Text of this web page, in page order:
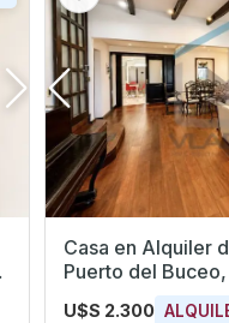
Casa en Alquiler
Puerto del
U$S 2.300